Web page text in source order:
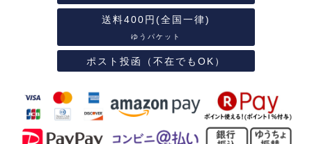
送料400円(全国一律)
ゆうパケット
ポスト投函（不在でもOK）